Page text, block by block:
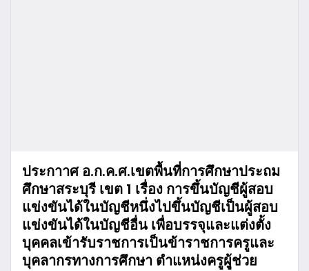
ประกาาศ อ.ก.ค.ศ.เขตพื้นที่การศึกษาประถม
ศึกษาสระบุรี เขต 1 เรื่อง การขึ้นบัญชีผู้สอบ
แข่งขันได้ในบัญชีหนึ่งไปขึ้นบัญชีเป็นผู้สอบ
แข่งขันได้ในบัญชีอื่น เพื่อบรรจุและแต่งตั้ง
บุคคลเข้ารับราชการเป็นข้าราชการครูและ
บุคลากรทางการศึกษา ตำแหน่งครูผูุ้ช่วย